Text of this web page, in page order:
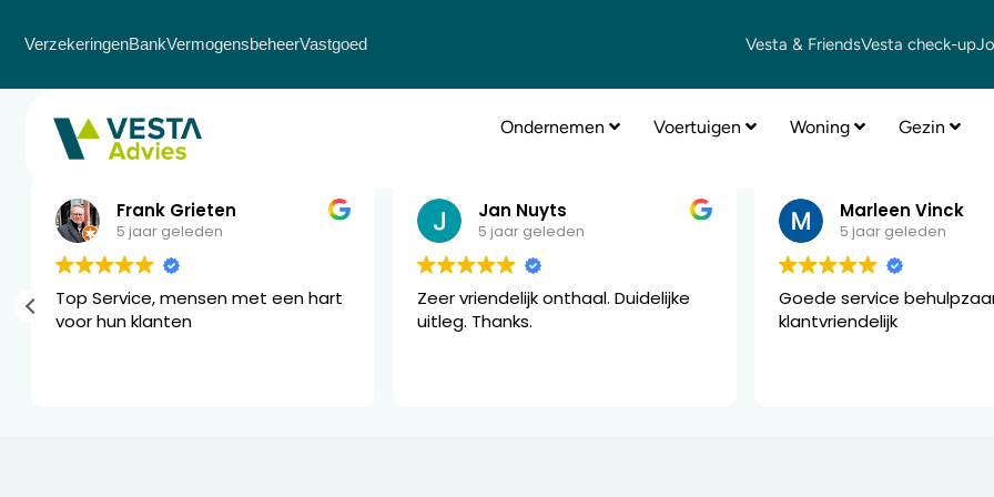
VerzekeringenBankVermogensbeheerVastgoed Vesta & FriendsVesta check-up
Ondernemen Voertuigen Woning Gezin
Reviews Vesta Advies
Frank Grieten
5 jaar geleden
Top Service, mensen met een hart
voor hun klanten
Jan Nuyts
5 jaar geleden
Zeer vriendelijk onthaal. Duidelijke
uitleg. Thanks.
Marleen Vinck
5 jaar geleden
Goede service
klantvriendelijk